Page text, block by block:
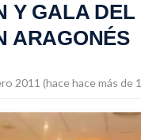
Y GALA DEL
ARAGONÉS
2011 (hace hace más de